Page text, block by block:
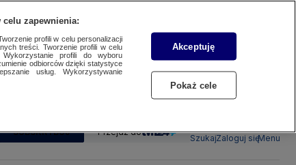
SUBSKRYBUJ Przejdź do
SzukajZaloguj sięMenu
zapewnienia:
profili w celu personalizacji
treści. Tworzenie profili w celu
profili do wyboru
odbiorców dzięki statystyce
usług. Wykorzystywanie
Akceptuję
Pokaż cele